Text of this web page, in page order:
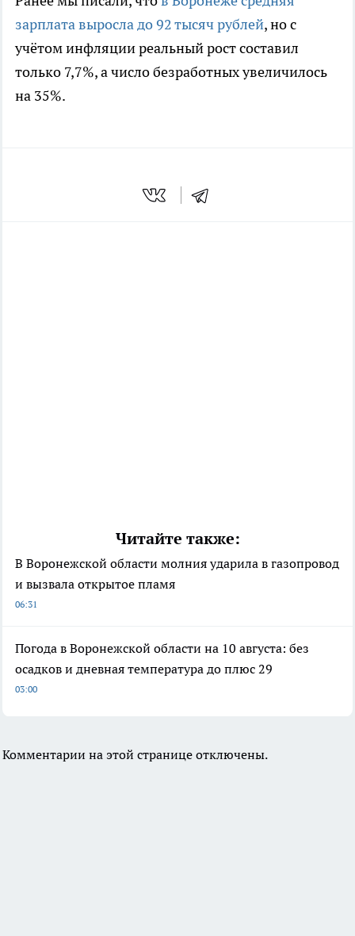
зарплата выросла до 92 тысяч рублей, но с
учётом инфляции реальный рост составил
только 7,7%, а число безработных увеличилось
на 35%.
Читайте также:
В Воронежской области молния ударила в газопровод
и вызвала открытое пламя
06:31
Погода в Воронежской области на 10 августа: без
осадков и дневная температура до плюс 29
03:00
Комментарии на этой странице отключены.